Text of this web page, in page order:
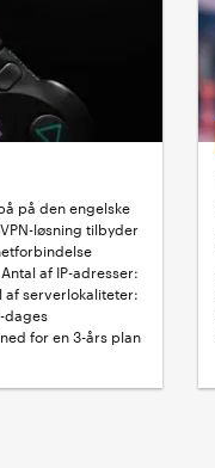
på den engelske
løsning tilbyder
af IP-adresser:
af serverlokaliteter:
dages
for en 3-års plan